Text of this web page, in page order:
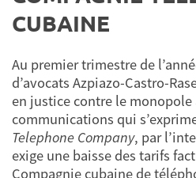
CUBAINE
Au premier trimestre de
d’avocats Azpiazo-Castro-
en justice contre le monopole
communications qui
Telephone Company, par
exige une baisse des tarifs
Compagnie cubaine de